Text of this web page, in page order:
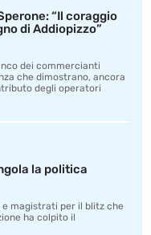
“Il coraggio
di Addiopizzo”
dei commercianti
che dimostrano, ancora
degli operatori
la politica
e magistrati per il blitz che
ha colpito il